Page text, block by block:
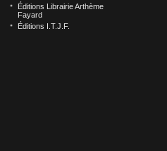
Éditions Librairie Arthème
Fayard
Éditions I.T.J.F.